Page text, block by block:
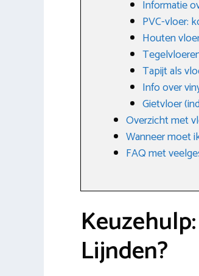
Informatie
PVC-vloer:
Houten
Tapijt als
Info over
Gietvloer
Overzicht met
Wanneer moet
FAQ met
Lijnden?